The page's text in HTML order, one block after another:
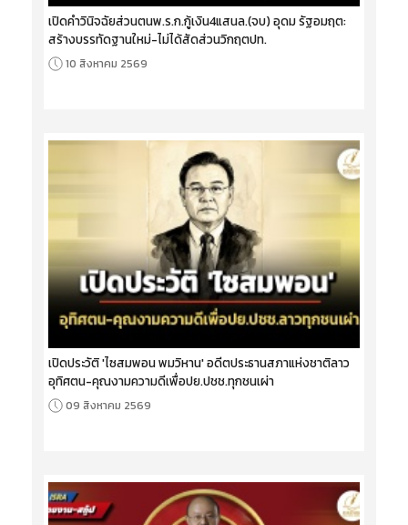
เปิดคำวินิจฉัยส่วนตนพ.ร.ก.กู้เงิน4แสนล.(จบ) อุดม รัฐอมฤต:
สร้างบรรทัดฐานใหม่-ไม่ได้สัดส่วนวิกฤตปท.
10 สิงหาคม 2569
เปิดประวัติ 'ไซสมพอน พมวิหาน' อดีตประธานสภาแห่งชาติลาว
อุทิศตน-คุณงามความดีเพื่อปย.ปชช.ทุกชนเผ่า
09 สิงหาคม 2569